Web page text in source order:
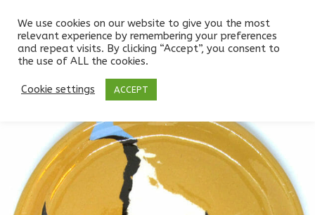
Boutique / ASSIETTES PETITE THÉ 12,5cm
We use cookies on our website to give you the most
relevant experience by remembering your preferences
and repeat visits. By clicking “Accept”, you consent to
the use of ALL the cookies.
Cookie settings ACCEPT